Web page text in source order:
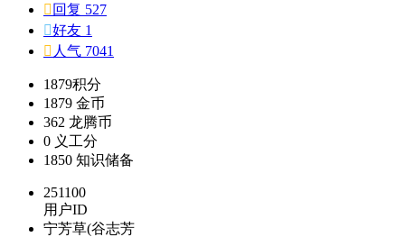
 回复 527
好友 1
 人气 7041
1879积分
1879 金币
362 龙腾币
0 义工分
1850 知识储备
251100
用户ID
宁芳草(谷志芳